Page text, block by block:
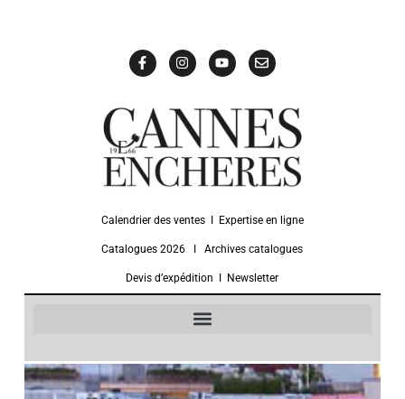
Calendrier des ventesΙ Expertise en ligne
Catalogues 2026 ΙArchives catalogues
Devis d’expédition Newsletter